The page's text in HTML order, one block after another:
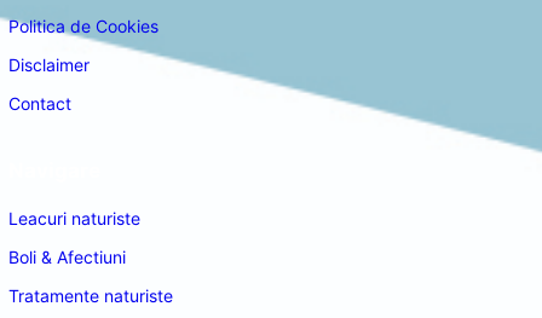
Politica de Cookies
Disclaimer
Contact
Leacuri naturiste
Boli & Afectiuni
Tratamente naturiste